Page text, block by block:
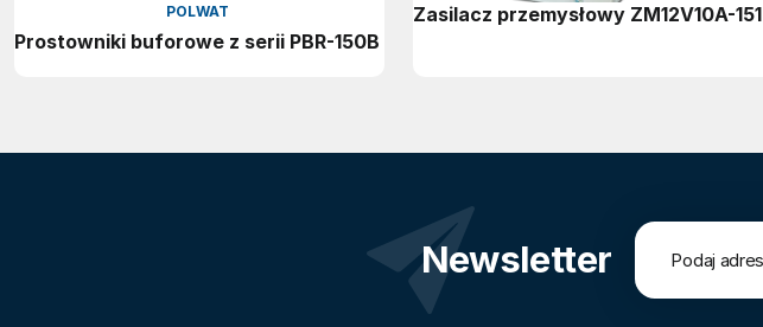
POLWAT
Prostowniki buforowe z serii PBR-150B
Zasilacz przemysłowy ZM12V10A-151
Newsletter